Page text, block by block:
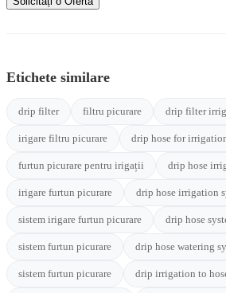
Etichete similare
drip filter filtru picurare drip filter
irigare filtru picurare drip hose for
furtun picurare pentru irigații drip hose
irigare furtun picurare drip hose irrigation
sistem irigare furtun picurare drip hose
sistem furtun picurare drip hose watering
sistem furtun picurare drip irrigation to